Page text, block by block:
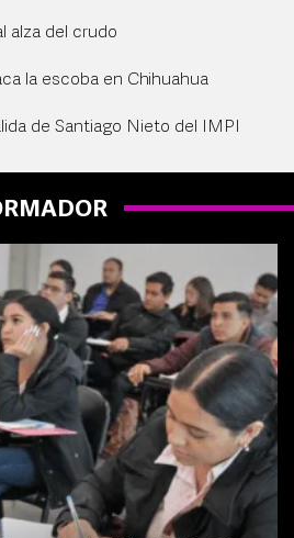
alza del crudo
la escoba en Chihuahua
de Santiago Nieto del IMPI